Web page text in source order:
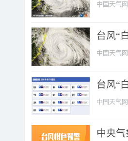
中国天气网
台风“
中国天气网
台风“
中国天气网
中央